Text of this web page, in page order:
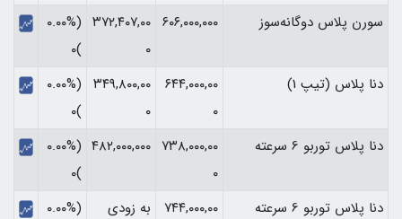
سورن پلاس دوگانه‌سوز
۶۰۶,۰۰۰,۰۰۰ ۳۷۲,۴۰۷,۰۰
۰
(۰.۰۰%
)۰
دنا پلاس (تیپ 1)
۶۴۴,۰۰۰,۰۰
۰
۳۴۹,۸۰۰,۰۰
۰
(۰.۰۰%
)۰
دنا پلاس توربو 6 سرعته
۷۳۸,۰۰۰,۰۰
۰
۴۸۲,۰۰۰,۰۰۰
(۰.۰۰%
)۰
دنا پلاس توربو 6 سرعته
۷۴۴,۰۰۰,۰۰
به زودی
(۰.۰۰%